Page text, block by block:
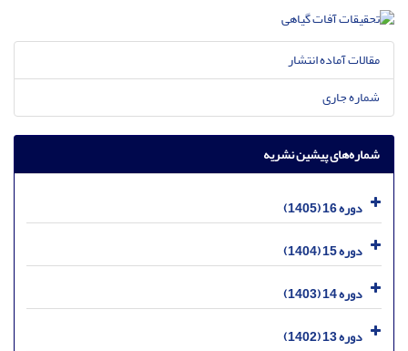
مقالات آماده انتشار
شماره جاری
شماره‌های پیشین نشریه
دوره 16 (1405)
دوره 15 (1404)
دوره 14 (1403)
دوره 13 (1402)